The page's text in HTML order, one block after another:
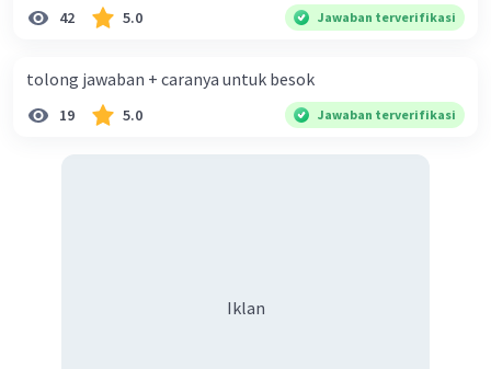
42 5.0 Jawaban terverifikasi
tolong jawaban + caranya untuk besok
19 5.0 Jawaban terverifikasi
Iklan